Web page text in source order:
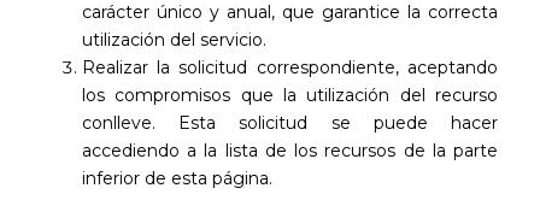
carácter único y anual, que garantice la correcta
utilización del servicio.
Realizar la solicitud correspondiente, aceptando
los compromisos que la utilización del recurso
conlleve. Esta solicitud se puede hacer
accediendo a la lista de los recursos de la parte
inferior de esta página.